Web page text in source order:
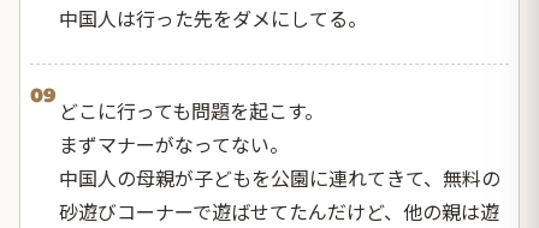
中国人は行った先をダメにしてる。
09
どこに行っても問題を起こす。
まずマナーがなってない。
中国人の母親が子どもを公園に連れてきて、無料の
砂遊びコーナーで遊ばせてたんだけど、他の親は遊